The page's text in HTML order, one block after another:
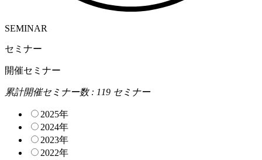
SEMINAR
セミナー
開催セミナー
累計開催セミナー数 : 119 セミナー
2025年
2024年
2023年
2022年